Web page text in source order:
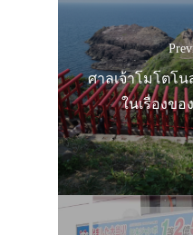
ศาลเจ้าโมโตโ
ในเรื่องขอ